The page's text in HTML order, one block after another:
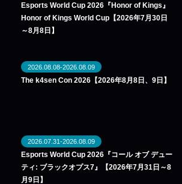
Esports World Cup 2026『Honor of Kings』
Honor of Kings World Cup【2026年7月30日
～8月8日】
2026.08.08-2026.08.09
The k4sen Con 2026【2026年8月8日、9日】
2026.07.31-2026.08.09
Esports World Cup 2026『コール オブ デュー
ティ: ブラックオプス7』【2026年7月31日～8
月9日】